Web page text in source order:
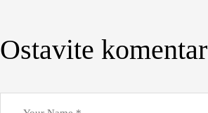
Ostavite komentar